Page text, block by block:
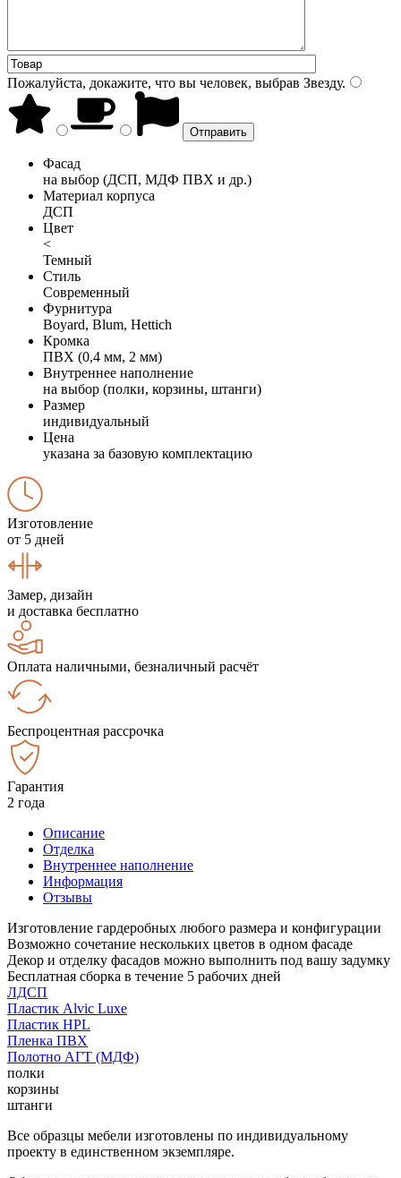
Пожалуйста, докажите, что вы человек, выбрав Звезду.
Фасад
на выбор (ДСП, МДФ ПВХ и др.)
Материал корпуса
ДСП
Цвет
<
Темный
Стиль
Современный
Фурнитура
Boyard, Blum, Hettich
Кромка
ПВХ (0,4 мм, 2 мм)
Внутреннее наполнение
на выбор (полки, корзины, штанги)
Размер
индивидуальный
Цена
указана за базовую комплектацию
Изготовление
от 5 дней
Замер, дизайн
и доставка бесплатно
Оплата наличными, безналичный расчёт
Беспроцентная рассрочка
Гарантия
2 года
Описание
Отделка
Внутреннее наполнение
Информация
Отзывы
Изготовление гардеробных любого размера и конфигурации
Возможно сочетание нескольких цветов в одном фасаде
Декор и отделку фасадов можно выполнить под вашу задумку
Бесплатная сборка в течение 5 рабочих дней
ЛДСП
Пластик Alvic Luxe
Пластик HPL
Пленка ПВХ
Полотно АГТ (МДФ)
полки
корзины
штанги
Все образцы мебели изготовлены по индивидуальному
проекту в единственном экземпляре.